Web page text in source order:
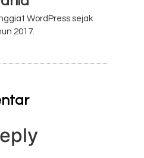
WordPress sejak
2017.